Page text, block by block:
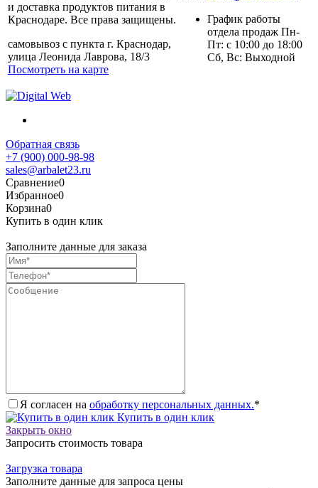
и доставка продуктов питания в
Краснодаре. Все права защищены.
самовывоз с пункта г. Краснодар,
улица Леонида Лаврова, 18/3
Посмотреть на карте
График работы
отдела продаж Пн-
Пт: с 10:00 до 18:00
Сб, Вс: Выходной
Обратная связь
+7 (900) 000-98-98
sales@arbalet23.ru
Сравнение0
Избранное0
Корзина0
Купить в один клик
Заполните данные для заказа
Я согласен на обработку персональных данных.*
Купить в один клик
Закрыть окно
Запросить стоимость товара
Загрузка товара
Заполните данные для запроса цены